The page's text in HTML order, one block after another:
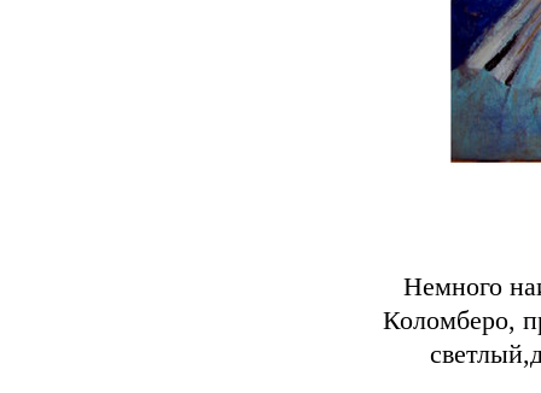
Немного
Коломберо,